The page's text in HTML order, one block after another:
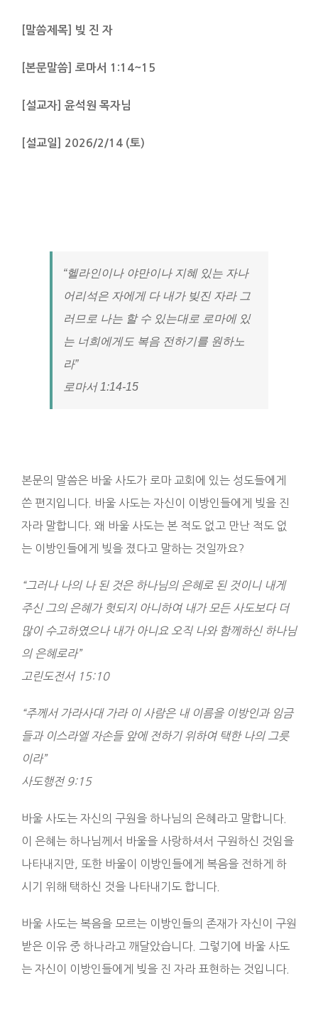
[말씀제목] 빚 진 자
[본문말씀] 로마서 1:14~15
[설교자] 윤석원 목자님
[설교일] 2026/2/14 (토)
“헬라인이나 야만이나 지혜 있는 자나
어리석은 자에게 다 내가 빚진 자라 그
러므로 나는 할 수 있는대로 로마에 있
는 너희에게도 복음 전하기를 원하노
라”
‭‭로마서‬ ‭1‬:‭14‬-‭15‬ ‭
본문의 말씀은 바울 사도가 로마 교회에 있는 성도들에게
쓴 편지입니다. 바울 사도는 자신이 이방인들에게 빚을 진
자라 말합니다. 왜 바울 사도는 본 적도 없고 만난 적도 없
는 이방인들에게 빚을 졌다고 말하는 것일까요?
“그러나 나의 나 된 것은 하나님의 은혜로 된 것이니 내게
주신 그의 은혜가 헛되지 아니하여 내가 모든 사도보다 더
많이 수고하였으나 내가 아니요 오직 나와 함께하신 하나님
의 은혜로라”
‭‭고린도전서‬ ‭15‬:‭10‬ ‭
“주께서 가라사대 가라 이 사람은 내 이름을 이방인과 임금
들과 이스라엘 자손들 앞에 전하기 위하여 택한 나의 그릇
이라”
‭‭사도행전‬ ‭9‬:‭15‬
바울 사도는 자신의 구원을 하나님의 은혜라고 말합니다.
이 은혜는 하나님께서 바울을 사랑하셔서 구원하신 것임을
나타내지만, 또한 바울이 이방인들에게 복음을 전하게 하
시기 위해 택하신 것을 나타내기도 합니다.
바울 사도는 복음을 모르는 이방인들의 존재가 자신이 구원
받은 이유 중 하나라고 깨달았습니다. 그렇기에 바울 사도
는 자신이 이방인들에게 빚을 진 자라 표현하는 것입니다.